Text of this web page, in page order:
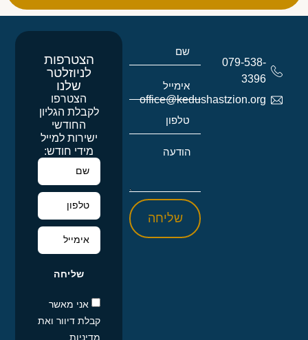
079-538-
3396
office@kedushastzion.org
שליחה
הצטרפות
לניוזלטר
שלנו
הצטרפו
לקבלת הגליון
החודשי
ישירות למייל
מידי חודש:
אני מאשר
קבלת דיוור ואת
מדיניות
שליחה